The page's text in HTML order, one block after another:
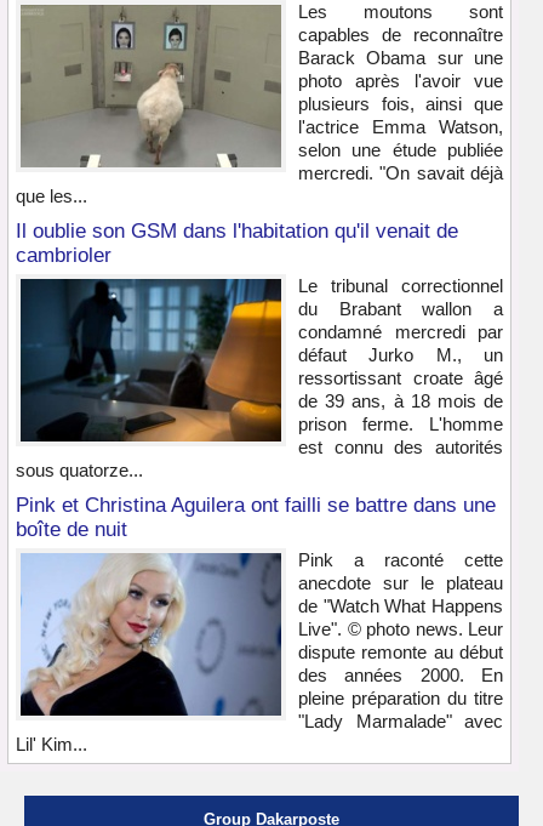
Les moutons sont
capables de reconnaître
Barack Obama sur une
photo après l'avoir vue
plusieurs fois, ainsi que
l'actrice Emma Watson,
selon une étude publiée
mercredi. "On savait déjà
que les...
Il oublie son GSM dans l'habitation qu'il venait de
cambrioler
Le tribunal correctionnel
du Brabant wallon a
condamné mercredi par
défaut Jurko M., un
ressortissant croate âgé
de 39 ans, à 18 mois de
prison ferme. L'homme
est connu des autorités
sous quatorze...
Pink et Christina Aguilera ont failli se battre dans une
boîte de nuit
Pink a raconté cette
anecdote sur le plateau
de "Watch What Happens
Live". © photo news. Leur
dispute remonte au début
des années 2000. En
pleine préparation du titre
"Lady Marmalade" avec
Lil' Kim...
Group Dakarposte